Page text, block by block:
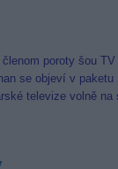
poroty šou
se objeví v paketu
televize volně na